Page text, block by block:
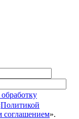
обработку
Политикой
соглашением».